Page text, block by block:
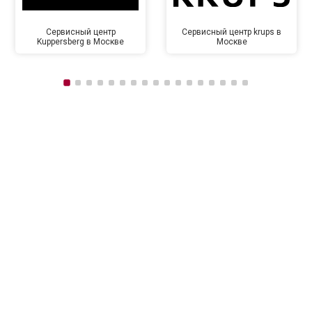
Сервисный центр
Kuppersberg в Москве
Сервисный центр krups в
Москве